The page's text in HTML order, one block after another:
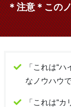
＊注意＊この
「これは“
なノウハウ
「これは“